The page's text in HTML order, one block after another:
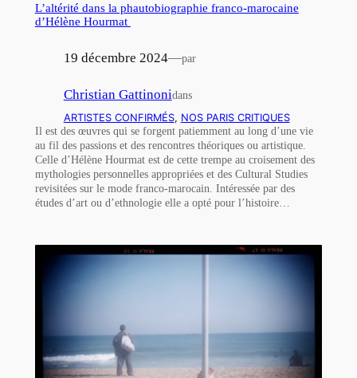
L’altérité dans la phautobiographie franco-marocaine
d’Hélène Hourmat
19 décembre 2024—par
Christian Gattinonidans
ARTISTES CONFIRMÉS, NOS PARIS CRITIQUES
Il est des œuvres qui se forgent patiemment au long d’une vie
au fil des passions et des rencontres théoriques ou artistique.
Celle d’Hélène Hourmat est de cette trempe au croisement des
mythologies personnelles appropriées et des Cultural Studies
revisitées sur le mode franco-marocain. Intéressée par des
études d’art ou d’ethnologie elle a opté pour l’histoire…